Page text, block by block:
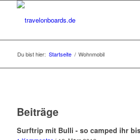
Du bist hier: Startseite / Wohnmobil
Beiträge
Surftrip mit Bulli - so camped ihr